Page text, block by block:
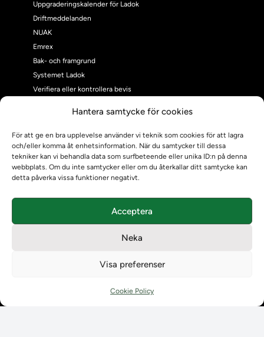
Hantera samtycke för cookies
För att ge en bra upplevelse använder vi teknik som cookies för att lagra
och/eller komma åt enhetsinformation. När du samtycker till dessa
tekniker kan vi behandla data som surfbeteende eller unika ID:n på denna
webbplats. Om du inte samtycker eller om du återkallar ditt samtycke kan
detta påverka vissa funktioner negativt.
Acceptera
Neka
Visa preferenser
Cookie Policy
Uppgraderingskalender för Ladok
Driftmeddelanden
NUAK
Emrex
Bak- och framgrund
Systemet Ladok
Verifiera eller kontrollera bevis
Om oss
Om Ladokkonsortiet
Ladokkonsortiet internationellt
Vision, strategi och produktplan
Kontaktuppgifter för studenters Ladoksupport